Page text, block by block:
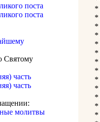
поста
поста
Святому
часть
часть
молитвы
*
*
*
*
*
*
*
*
*
*
*
*
*